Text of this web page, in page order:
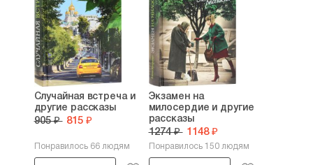
Случайная встреча и
другие рассказы
905 ₽ 815 ₽
Понравилось 66 людям
Экзамен на
милосердие и другие
рассказы
1274 ₽ 1148 ₽
Понравилось 150 людям